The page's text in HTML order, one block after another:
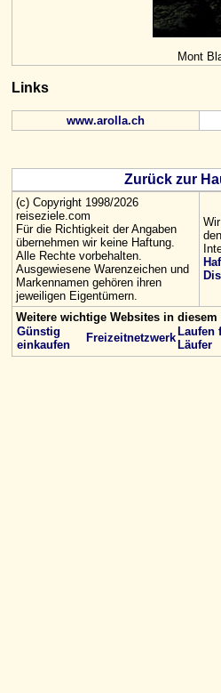
Mont
Links
www.arolla.ch
Zurück zur
(c) Copyright 1998/2026
reiseziele.com
Für die Richtigkeit der Angaben
übernehmen wir keine Haftung.
Alle Rechte vorbehalten.
Ausgewiesene Warenzeichen und
Markennamen gehören ihren
jeweiligen Eigentümern.
Weitere wichtige Websites in diesem
Günstig
einkaufen
Freizeitnetzwerk Laufen
Läufer